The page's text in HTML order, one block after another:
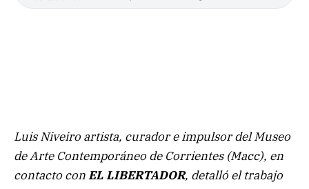
Luis Niveiro artista, curador e impulsor del Museo
de Arte Contemporáneo de Corrientes (Macc), en
contacto conEL LIBERTADOR, detalló el trabajo